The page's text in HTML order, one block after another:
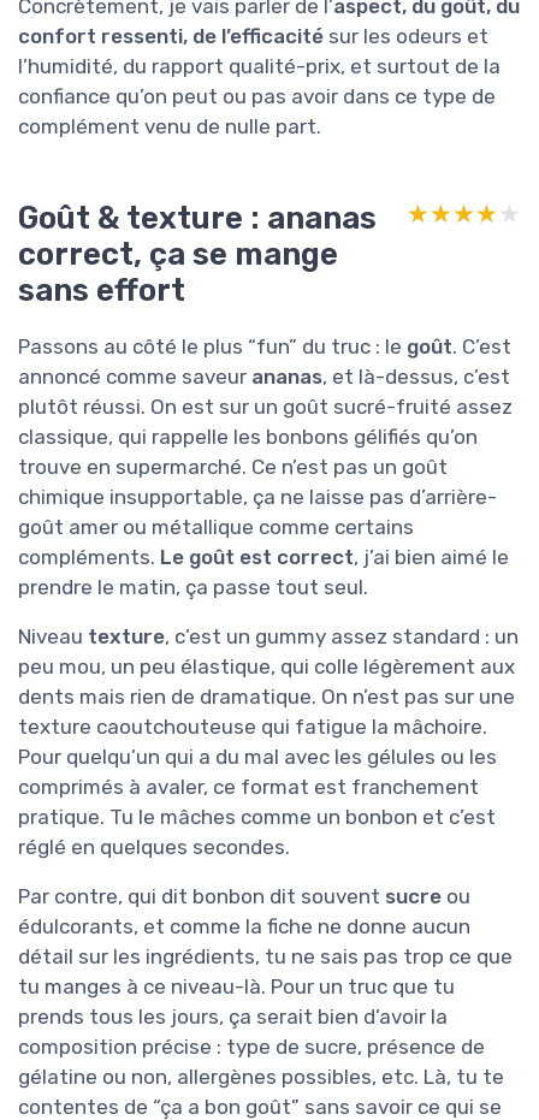
Concrètement, je vais parler de l’aspect, du goût, du
confort ressenti, de l’efficacité sur les odeurs et
l’humidité, du rapport qualité-prix, et surtout de la
confiance qu’on peut ou pas avoir dans ce type de
complément venu de nulle part.
Goût & texture : ananas
correct, ça se mange
sans effort
★★★★★
★★★★★
Passons au côté le plus “fun” du truc : le goût. C’est
annoncé comme saveur ananas, et là-dessus, c’est
plutôt réussi. On est sur un goût sucré-fruité assez
classique, qui rappelle les bonbons gélifiés qu’on
trouve en supermarché. Ce n’est pas un goût
chimique insupportable, ça ne laisse pas d’arrière-
goût amer ou métallique comme certains
compléments. Le goût est correct, j’ai bien aimé le
prendre le matin, ça passe tout seul.
Niveau texture, c’est un gummy assez standard : un
peu mou, un peu élastique, qui colle légèrement aux
dents mais rien de dramatique. On n’est pas sur une
texture caoutchouteuse qui fatigue la mâchoire.
Pour quelqu’un qui a du mal avec les gélules ou les
comprimés à avaler, ce format est franchement
pratique. Tu le mâches comme un bonbon et c’est
réglé en quelques secondes.
Par contre, qui dit bonbon dit souvent sucre ou
édulcorants, et comme la fiche ne donne aucun
détail sur les ingrédients, tu ne sais pas trop ce que
tu manges à ce niveau-là. Pour un truc que tu
prends tous les jours, ça serait bien d’avoir la
composition précise : type de sucre, présence de
gélatine ou non, allergènes possibles, etc. Là, tu te
contentes de “ça a bon goût” sans savoir ce qui se